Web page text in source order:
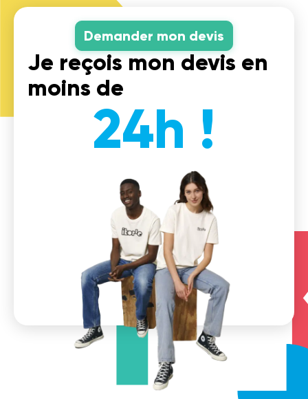
Demander mon devis
24h !
Je reçois mon devis en
moins de